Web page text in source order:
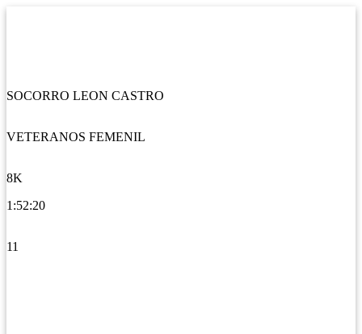
SOCORRO LEON CASTRO
VETERANOS FEMENIL
8K
1:52:20
11